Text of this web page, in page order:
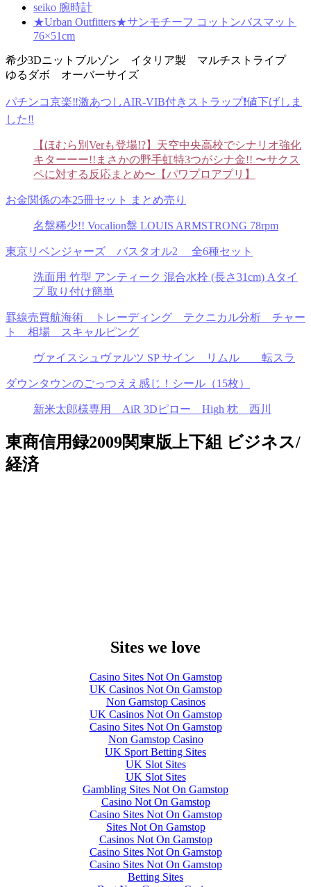
seiko 腕時計
★Urban Outfitters★サンモチーフ コットンバスマット
76×51cm
希少3Dニットブルゾン イタリア製 マルチストライプ
ゆるダボ オーバーサイズ
パチンコ京楽‼️激あつしAIR-VIB付きストラップ❗️値下げしま
した‼️
【ほむら別Verも登場!?】天空中央高校でシナリオ強化
キターーー!!まさかの野手虹特3つがシナ金!! 〜サクス
ペに対する反応まとめ〜【パワプロアプリ】
お金関係の本25冊セット まとめ売り
名盤稀少!! Vocalion盤 LOUIS ARMSTRONG 78rpm
東京リベンジャーズ バスタオル2 全6種セット
洗面用 竹型 アンティーク 混合水栓 (長さ31cm) Aタイ
プ 取り付け簡単
罫線売買航海術 トレーディング テクニカル分析 チャー
ト 相場 スキャルピング
ヴァイスシュヴァルツ SP サイン リムル 転スラ
ダウンタウンのごっつええ感じ！シール（15枚）
新米太郎様専用 AiR 3Dピロー High 枕 西川
東商信用録2009関東版上下組 ビジネス/
経済
Sites we love
Casino Sites Not On Gamstop
UK Casinos Not On Gamstop
Non Gamstop Casinos
UK Casinos Not On Gamstop
Casino Sites Not On Gamstop
Non Gamstop Casino
UK Sport Betting Sites
UK Slot Sites
UK Slot Sites
Gambling Sites Not On Gamstop
Casino Not On Gamstop
Casino Sites Not On Gamstop
Sites Not On Gamstop
Casinos Not On Gamstop
Casino Sites Not On Gamstop
Casino Sites Not On Gamstop
Betting Sites